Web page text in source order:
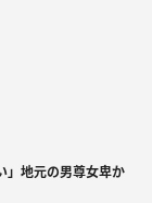
」地元の男尊女卑か